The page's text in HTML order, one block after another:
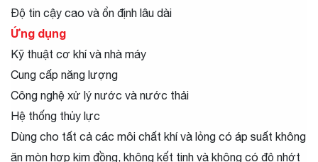
Độ tin cậy cao và ổn định lâu dài
Ứng dụng
Kỹ thuật cơ khí và nhà máy
Cung cấp năng lượng
Công nghệ xử lý nước và nước thải
Hệ thống thủy lực
Dùng cho tất cả các môi chất khí và lỏng có áp suất không
ăn mòn hợp kim đồng, không kết tinh và không có độ nhớt